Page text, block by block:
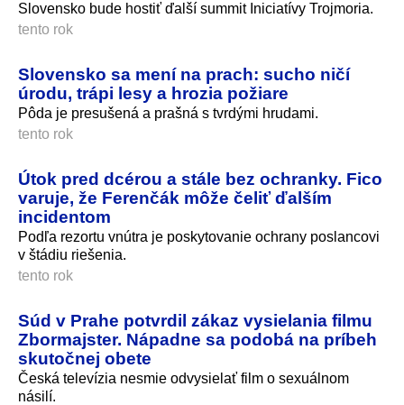
Slovensko bude hostiť ďalší summit Iniciatívy Trojmoria.
tento rok
Slovensko sa mení na prach: sucho ničí
úrodu, trápi lesy a hrozia požiare
Pôda je presušená a prašná s tvrdými hrudami.
tento rok
Útok pred dcérou a stále bez ochranky. Fico
varuje, že Ferenčák môže čeliť ďalším
incidentom
Podľa rezortu vnútra je poskytovanie ochrany poslancovi
v štádiu riešenia.
tento rok
Súd v Prahe potvrdil zákaz vysielania filmu
Zbormajster. Nápadne sa podobá na príbeh
skutočnej obete
Česká televízia nesmie odvysielať film o sexuálnom
násilí.